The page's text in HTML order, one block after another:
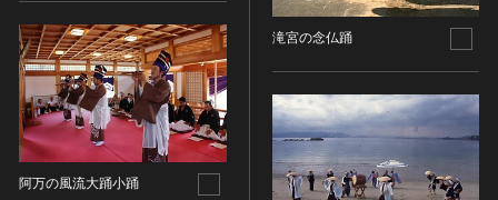
阿万の風流大踊小踊
滝宮の念仏踊
青銅器 [朝鮮半島]
鉄器 [朝鮮半島]
原三国・朝鮮三国 [朝鮮半島]
原三国・朝鮮三国 [朝鮮半島]
新羅 [朝鮮半島]
高麗 [朝鮮半島]
シルクスクリーン
その他
彫刻
木像
金属像
石像
記録作成等の措置を講ずべき無形文化財
重要有形民俗文化財
重要無形民俗文化財
登録無形民俗文化財
記録作成等の措置を講ずべき無形の民俗文化財
史跡
CC0
PDM
CC BY（表示）
CC BY-SA（表示—継承）
CC BY-ND（表示—改変禁止）
CC BY-NC（表示—非営利）
検索する
20件で表示
入力情報をクリア
連想検索